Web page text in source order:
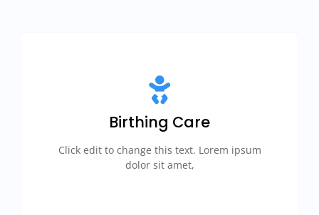
Birthing Care
Click edit to change this text. Lorem ipsum
dolor sit amet,